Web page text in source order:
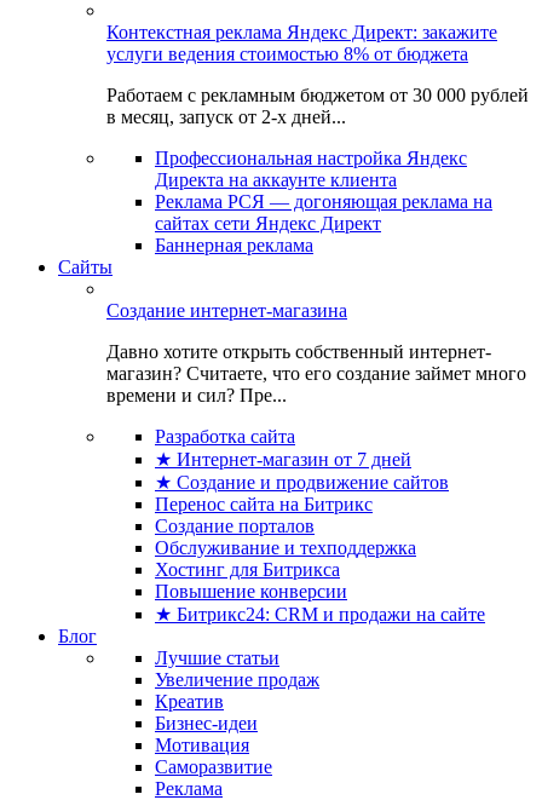
Контекстная реклама Яндекс Директ: закажите
услуги ведения стоимостью 8% от бюджета
Работаем с рекламным бюджетом от 30 000 рублей
в месяц, запуск от 2-х дней...
Профессиональная настройка Яндекс
Директа на аккаунте клиента
Реклама РСЯ — догоняющая реклама на
сайтах сети Яндекс Директ
Баннерная реклама
Сайты
Создание интернет-магазина
Давно хотите открыть собственный интернет-
магазин? Считаете, что его создание займет много
времени и сил? Пре...
Разработка сайта
★ Интернет-магазин от 7 дней
★ Создание и продвижение сайтов
Перенос сайта на Битрикс
Создание порталов
Обслуживание и техподдержка
Хостинг для Битрикса
Повышение конверсии
★ Битрикс24: CRM и продажи на сайте
Блог
Лучшие статьи
Увеличение продаж
Креатив
Бизнес-идеи
Мотивация
Саморазвитие
Реклама